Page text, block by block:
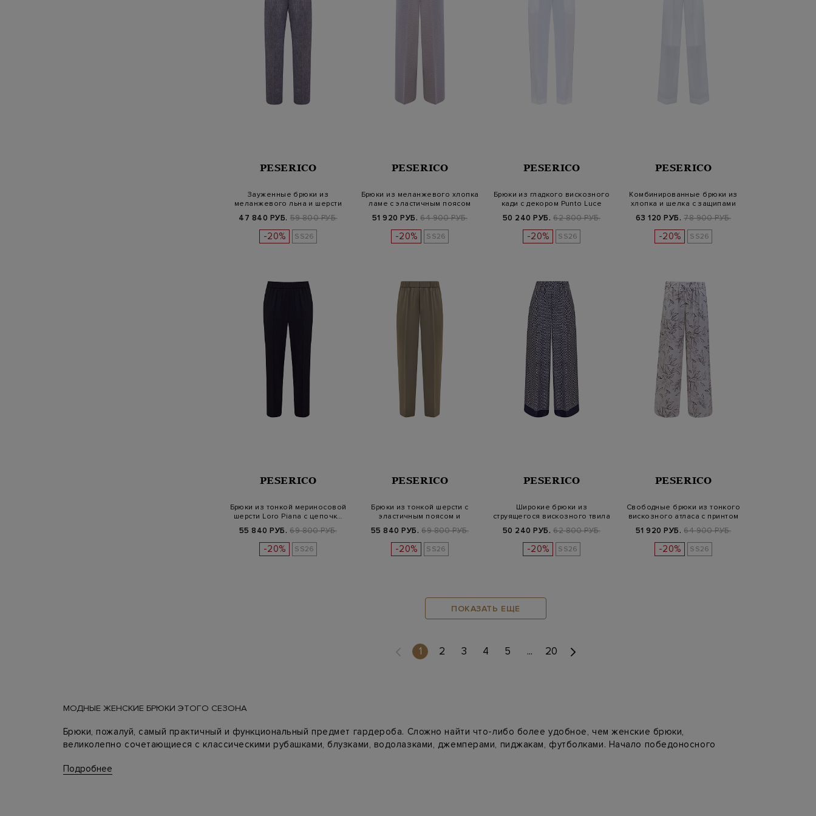
PESERICO
Зауженные брюки из
меланжевого льна и шерсти
Estrato
47 840 РУБ. 59 800 РУБ.
-20% SS26
PESERICO
Брюки из меланжевого хлопка
ламе с эластичным поясом
51 920 РУБ. 64 900 РУБ.
-20% SS26
PESERICO
Брюки из гладкого вискозного
кади с декором Punto Luce
50 240 РУБ. 62 800 РУБ.
-20% SS26
PESERICO
Комбинированные брюки из
хлопка и шелка с защипами
63 120 РУБ. 78 900 РУБ.
-20% SS26
PESERICO
Брюки из тонкой мериносовой
шерсти Loro Piana с цепочк…
55 840 РУБ. 69 800 РУБ.
-20% SS26
PESERICO
Брюки из тонкой шерсти с
эластичным поясом и
цепочками
55 840 РУБ. 69 800 РУБ.
-20% SS26
PESERICO
Широкие брюки из
струящегося вискозного твила
с принто…
50 240 РУБ. 62 800 РУБ.
-20% SS26
PESERICO
Свободные брюки из тонкого
вискозного атласа с принтом
51 920 РУБ. 64 900 РУБ.
-20% SS26
ПОКАЗАТЬ ЕЩЕ
1(current)
2 3 4 5 ... 20
МОДНЫЕ ЖЕНСКИЕ БРЮКИ ЭТОГО СЕЗОНА
Брюки, пожалуй, самый практичный и функциональный предмет гардероба. Сложно найти что-либо более удобное, чем женские брюки,
великолепно сочетающиеся с классическими рубашками, блузками, водолазками, джемперами, пиджакам, футболками. Начало победоносного
Подробнее